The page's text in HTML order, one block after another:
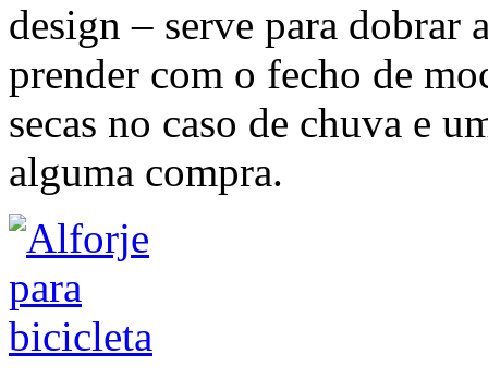
design – serve para dobrar
prender com o fecho de
secas no caso de chuva e
alguma compra.